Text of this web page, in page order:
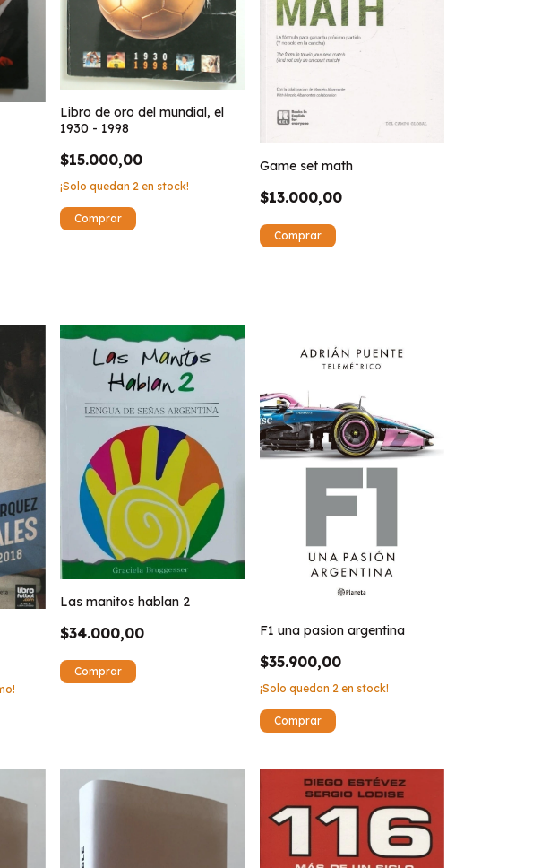
Libro de oro del mundial, el
1930 - 1998
$15.000,00
¡Solo quedan 2 en stock!
Game set math
$13.000,00
Las manitos hablan 2
$34.000,00 F1 una pasion argentina
$35.900,00
¡Solo quedan 2en stock!